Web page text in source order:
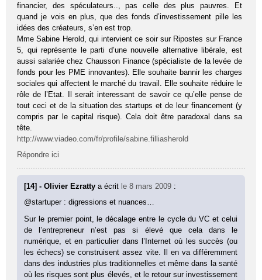
financier, des spéculateurs.., pas celle des plus pauvres. Et
quand je vois en plus, que des fonds d’investissement pille les
idées des créateurs, s’en est trop.
Mme Sabine Herold, qui intervient ce soir sur Ripostes sur France
5, qui représente le parti d’une nouvelle alternative libérale, est
aussi salariée chez Chausson Finance (spécialiste de la levée de
fonds pour les PME innovantes). Elle souhaite bannir les charges
sociales qui affectent le marché du travail. Elle souhaite réduire le
rôle de l’Etat. Il serait interessant de savoir ce qu’elle pense de
tout ceci et de la situation des startups et de leur financement (y
compris par le capital risque). Cela doit être paradoxal dans sa
tête.
http://www.viadeo.com/fr/profile/sabine.filliasherold
Répondre ici
[14] - Olivier Ezrattya écrit le 8 mars 2009 :
@startuper : digressions et nuances…
Sur le premier point, le décalage entre le cycle du VC et celui
de l’entrepreneur n’est pas si élevé que cela dans le
numérique, et en particulier dans l’Internet où les succès (ou
les échecs) se construisent assez vite. Il en va différemment
dans des industries plus traditionnelles et même dans la santé
où les risques sont plus élevés, et le retour sur investissement